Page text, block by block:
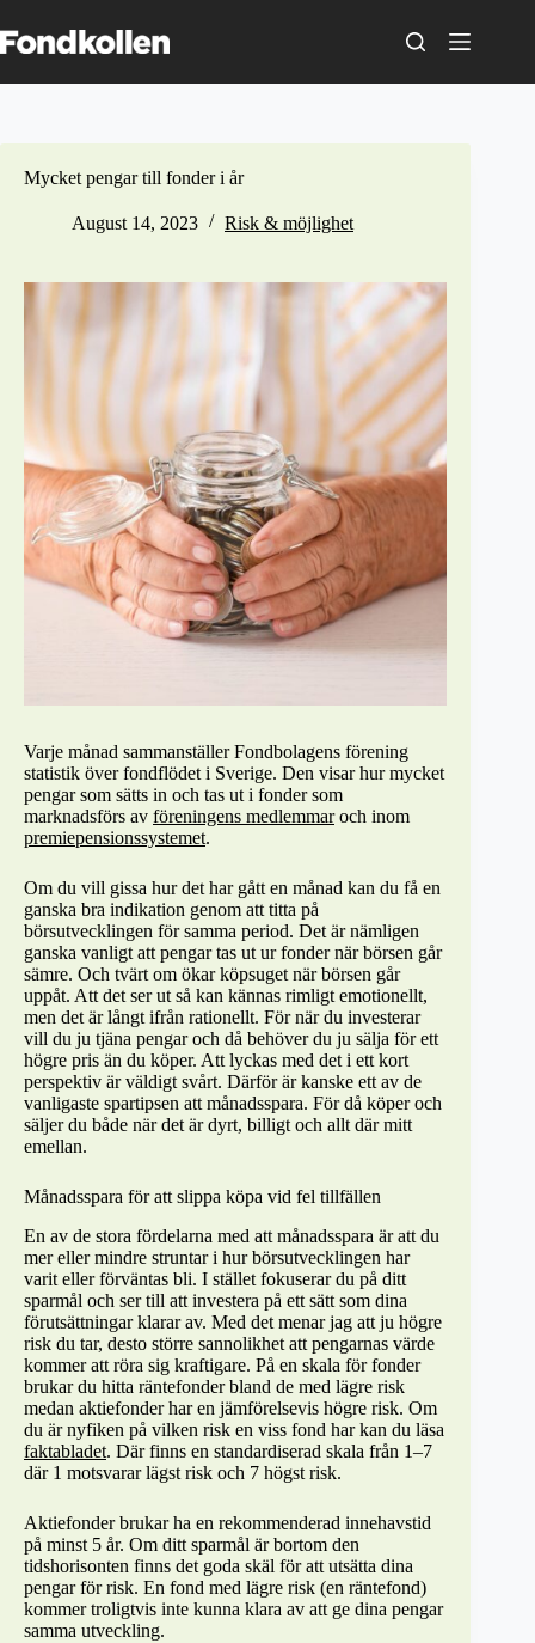
to
content
Mycket pengar till fonder i år
August 14, 2023 Risk & möjlighet
Varje månad sammanställer Fondbolagens förening
statistik över fondflödet i Sverige. Den visar hur mycket
pengar som sätts in och tas ut i fonder som
marknadsförs av föreningens medlemmaroch inom
premiepensionssystemet.
Om du vill gissa hur det har gått en månad kan du få en
ganska bra indikation genom att titta på
börsutvecklingen för samma period. Det är nämligen
ganska vanligt att pengar tas ut ur fonder när börsen går
sämre. Och tvärt om ökar köpsuget när börsen går
uppåt. Att det ser ut så kan kännas rimligt emotionellt,
men det är långt ifrån rationellt. För när du investerar
vill du ju tjäna pengar och då behöver du ju sälja för ett
högre pris än du köper. Att lyckas med det i ett kort
perspektiv är väldigt svårt. Därför är kanske ett av de
vanligaste spartipsen att månadsspara. För då köper och
säljer du både när det är dyrt, billigt och allt där mitt
emellan.
Månadsspara för att slippa köpa vid fel tillfällen
En av de stora fördelarna med att månadsspara är att du
mer eller mindre struntar i hur börsutvecklingen har
varit eller förväntas bli. I stället fokuserar du på ditt
sparmål och ser till att investera på ett sätt som dina
förutsättningar klarar av. Med det menar jag att ju högre
risk du tar, desto större sannolikhet att pengarnas värde
kommer att röra sig kraftigare. På en skala för fonder
brukar du hitta räntefonder bland de med lägre risk
medan aktiefonder har en jämförelsevis högre risk. Om
du är nyfiken på vilken risk en viss fond har kan du läsa
faktabladet. Där finns en standardiserad skala från 1–7
där 1 motsvarar lägst risk och 7 högst risk.
Aktiefonder brukar ha en rekommenderad innehavstid
på minst 5 år. Om ditt sparmål är bortom den
tidshorisonten finns det goda skäl för att utsätta dina
pengar för risk. En fond med lägre risk (en räntefond)
kommer troligtvis inte kunna klara av att ge dina pengar
samma utveckling.